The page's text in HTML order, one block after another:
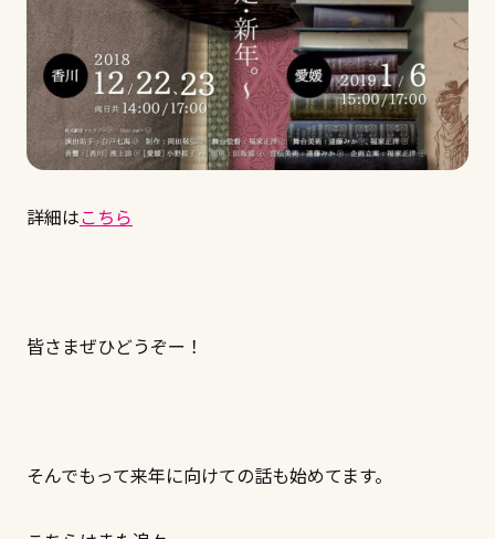
詳細はこちら
皆さまぜひどうぞー！
そんでもって来年に向けての話も始めてます。